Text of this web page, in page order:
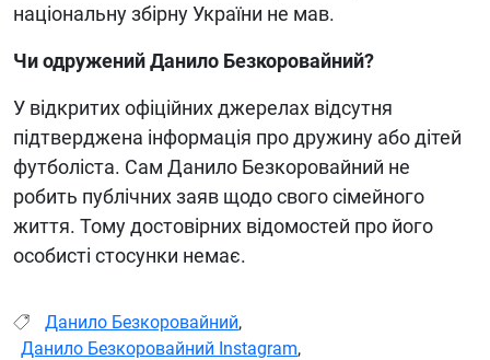
національну збірну України не мав.
Чи одружений Данило Безкоровайний?
У відкритих офіційних джерелах відсутня
підтверджена інформація про дружину або дітей
футболіста. Сам Данило Безкоровайний не
робить публічних заяв щодо свого сімейного
життя. Тому достовірних відомостей про його
особисті стосунки немає.
Данило Безкоровайний,
Данило Безкоровайний Instagram,